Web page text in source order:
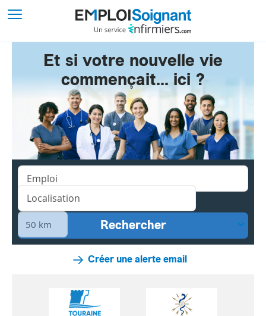
Et si votre nouvelle vie
commençait... ici ?
Créer une alerte email